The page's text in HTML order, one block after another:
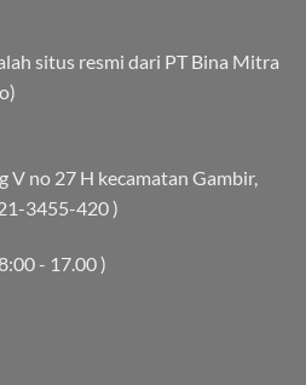
situs resmi dari PT Bina Mitra
V no 27 H kecamatan Gambir,
3455-420 )
- 17.00 )